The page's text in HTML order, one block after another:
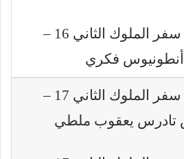
تفسير سفر الملوك الثاني 16 –
فكري
تفسير سفر الملوك الثاني 17 –
تادرس يعقوب ملطي